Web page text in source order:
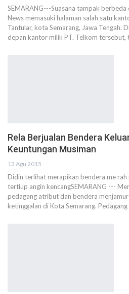
SEMARANG---Suasana tampak
News memasuki halaman salah satu
Tantular, kota Semarang, Jawa Tengah.
depan kantor milik PT. Telkom tersebut,
Rela Berjualan Bendera
Keuntungan Musiman
13 Agu 2015
Didin terlihat merapikan bendera me
tertiup angin kencangSEMARANG ---
pedagang atribut dan bendera
ketinggalan di Kota Semarang.